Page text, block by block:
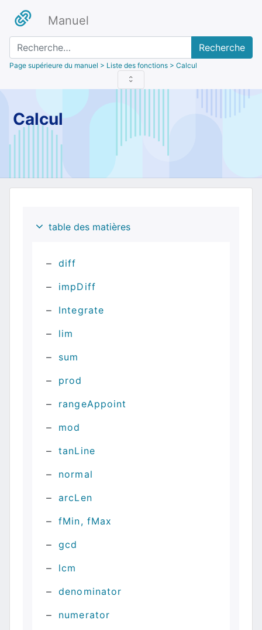
Manuel
Recherche
Page supérieure du manuel > Liste des fonctions > Calcul
Calcul
table des matières
diff
impDiff
Integrate
lim
sum
prod
rangeAppoint
mod
tanLine
normal
arcLen
fMin, fMax
gcd
lcm
denominator
numerator